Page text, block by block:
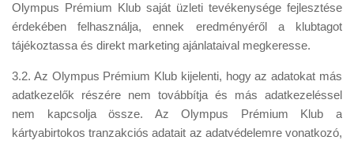
Olympus Prémium Klub saját üzleti tevékenysége fejlesztése
érdekében felhasználja, ennek eredményéről a klubtagot
tájékoztassa és direkt marketing ajánlataival megkeresse.
3.2. Az Olympus Prémium Klub kijelenti, hogy az adatokat más
adatkezelők részére nem továbbítja és más adatkezeléssel
nem kapcsolja össze. Az Olympus Prémium Klub a
kártyabirtokos tranzakciós adatait az adatvédelemre vonatkozó,